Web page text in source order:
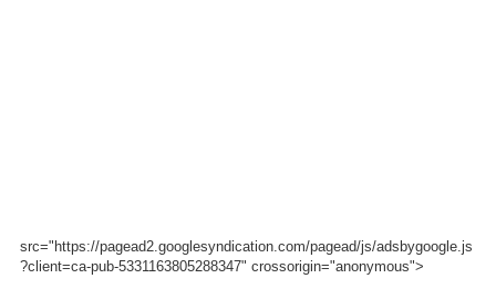
src="https://pagead2.googlesyndication.com/pagead/js/adsbygoogle.js
?client=ca-pub-5331163805288347" crossorigin="anonymous">